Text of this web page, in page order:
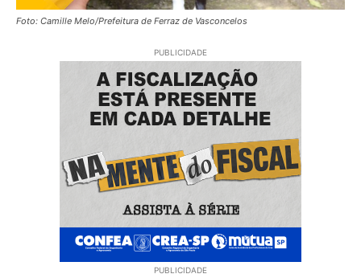
Foto: Camille Melo/Prefeitura de Ferraz de Vasconcelos
PUBLICIDADE
PUBLICIDADE